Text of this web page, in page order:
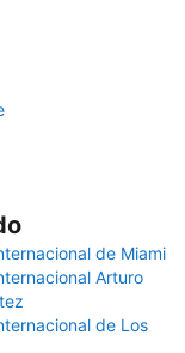
de Miami
Arturo
de Los